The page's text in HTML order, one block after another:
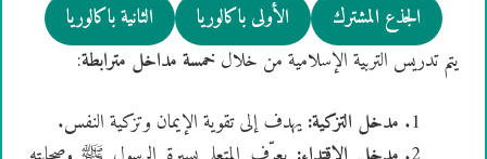
الجذع المشترك الأولى باكالوريا
الثانية باكالوريا
يتم تدريس التربية الإسلامية من خلالخمسة مداخل مترابطة:
مدخل التزكية:يهدف إلى تقوية الإيمان وتزكية النفس.